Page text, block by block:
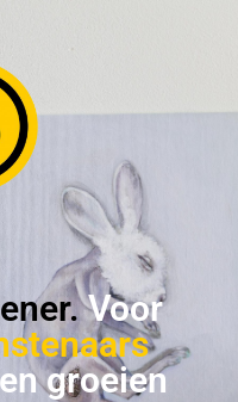
Voor
groeien